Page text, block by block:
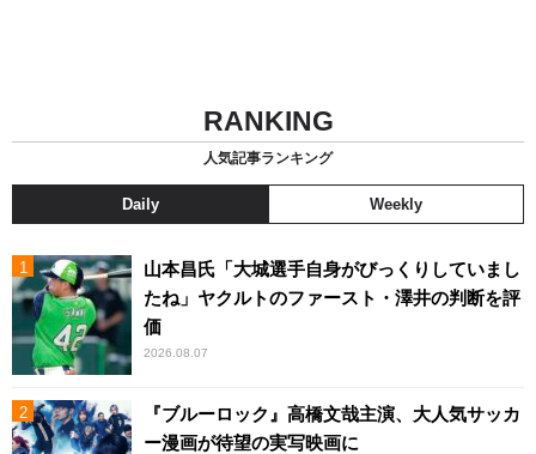
RANKING
人気記事ランキング
Daily Weekly
山本昌氏「大城選手自身がびっくりしていまし
たね」ヤクルトのファースト・澤井の判断を評
価
2026.08.07
『ブルーロック』高橋文哉主演、大人気サッカ
ー漫画が待望の実写映画に